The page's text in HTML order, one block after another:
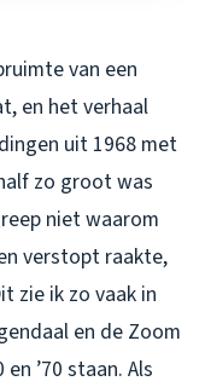
van een
en het verhaal
uit 1968 met
zo groot was
niet waarom
verstopt raakte,
zie ik zo vaak in
en de Zoom
’70 staan. Als